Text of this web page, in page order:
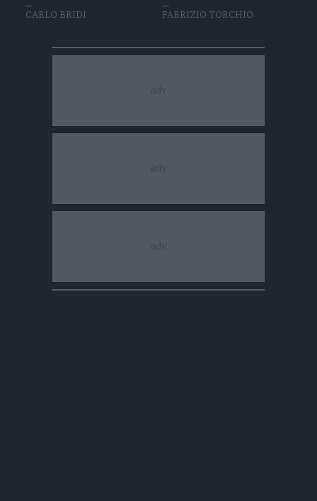
CARLO BRIDI FABRIZIO TORCHIO